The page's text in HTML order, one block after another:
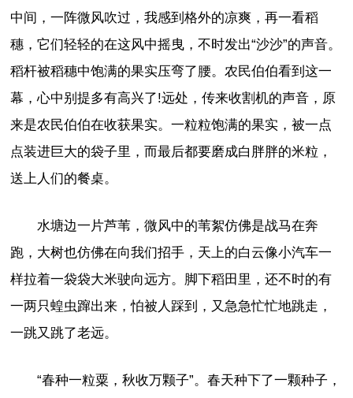
中间，一阵微风吹过，我感到格外的凉爽，再一看稻
穗，它们轻轻的在这风中摇曳，不时发出“沙沙”的声音。
稻杆被稻穗中饱满的果实压弯了腰。农民伯伯看到这一
幕，心中别提多有高兴了!远处，传来收割机的声音，原
来是农民伯伯在收获果实。一粒粒饱满的果实，被一点
点装进巨大的袋子里，而最后都要磨成白胖胖的米粒，
送上人们的餐桌。
水塘边一片芦苇，微风中的苇絮仿佛是战马在奔
跑，大树也仿佛在向我们招手，天上的白云像小汽车一
样拉着一袋袋大米驶向远方。脚下稻田里，还不时的有
一两只蝗虫蹿出来，怕被人踩到，又急急忙忙地跳走，
一跳又跳了老远。
“春种一粒粟，秋收万颗子”。春天种下了一颗种子，